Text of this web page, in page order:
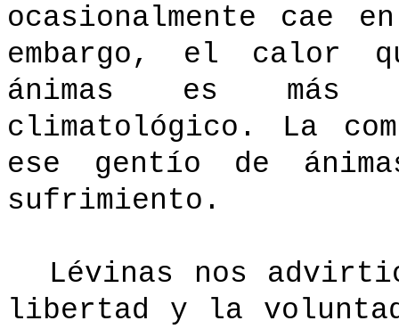
ocasionalmente cae
embargo, el calor
ánimas es
climatológico. La
ese gentío de
sufrimiento.
Lévinas nos
libertad y la